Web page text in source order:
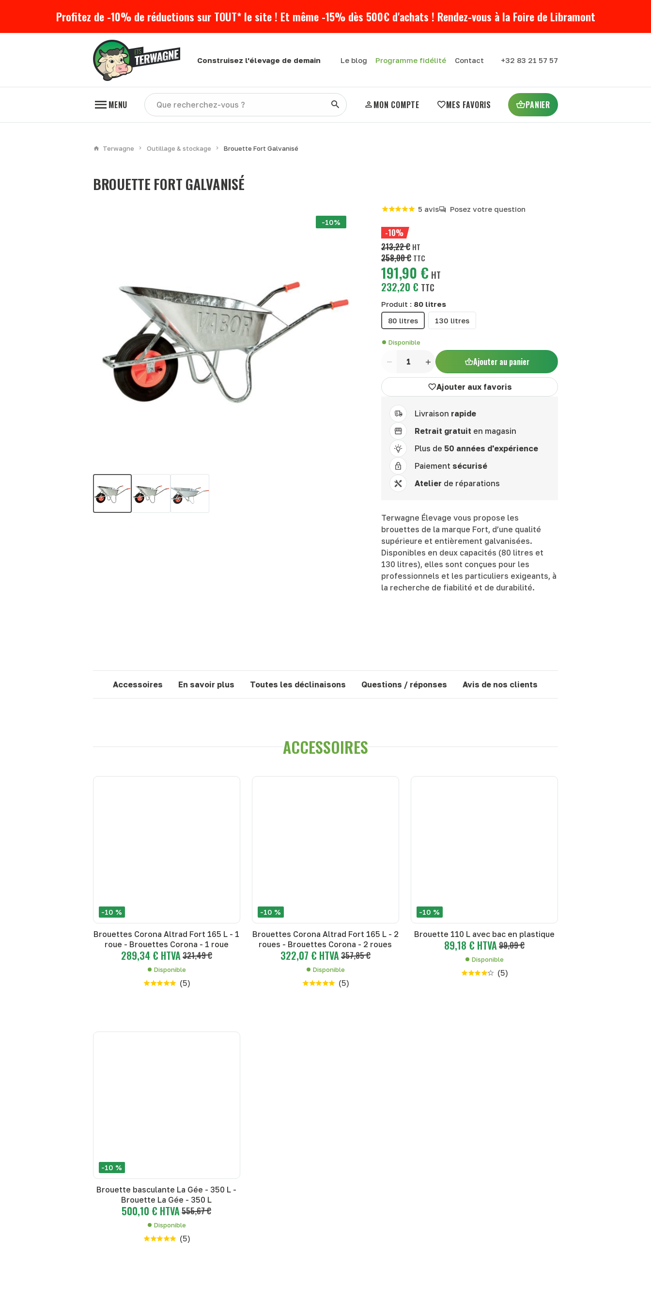
Profitez de -10% de réductions sur TOUT* le site ! Et même -15% dès 500€ d'achats ! Rendez-vous à la Foire de Libramont
Construisez l'élevage de demain Le blog Programme fidélité Contact +32 83 21 57 57
MENU MON COMPTE MES FAVORIS PANIER
Terwagne Outillage & stockage Brouette Fort Galvanisé
BROUETTE FORT GALVANISÉ
5 avis
Posez votre question
-10%
-10%
213,22 € HT
258,00 € TTC
191,90 € HT
232,20 € TTC
Produit : 80 litres
80 litres
130 litres
Disponible
Quantité Ajouter au panier
Ajouter aux favoris
Livraison rapide
Retrait gratuit en magasin
Plus de 50 années d'expérience
Paiement sécurisé
Atelier de réparations
Terwagne Élevage vous propose les
brouettes de la marque Fort, d’une qualité
supérieure et entièrement galvanisées.
Disponibles en deux capacités (80 litres et
130 litres), elles sont conçues pour les
professionnels et les particuliers exigeants, à
la recherche de fiabilité et de durabilité.
Accessoires En savoir plus Toutes les déclinaisons Questions / réponses Avis de nos clients
ACCESSOIRES
-10 %
Brouettes Corona Altrad Fort 165 L - 1
roue - Brouettes Corona - 1 roue
289,34 € HTVA 321,49 €
Disponible
(5)
-10 %
Brouettes Corona Altrad Fort 165 L - 2
roues - Brouettes Corona - 2 roues
322,07 € HTVA 357,85 €
Disponible
(5)
-10 %
Brouette 110 L avec bac en plastique
89,18 € HTVA 99,09 €
Disponible
(5)
-10 %
Brouette basculante La Gée - 350 L -
Brouette La Gée - 350 L
500,10 € HTVA 555,67 €
Disponible
(5)